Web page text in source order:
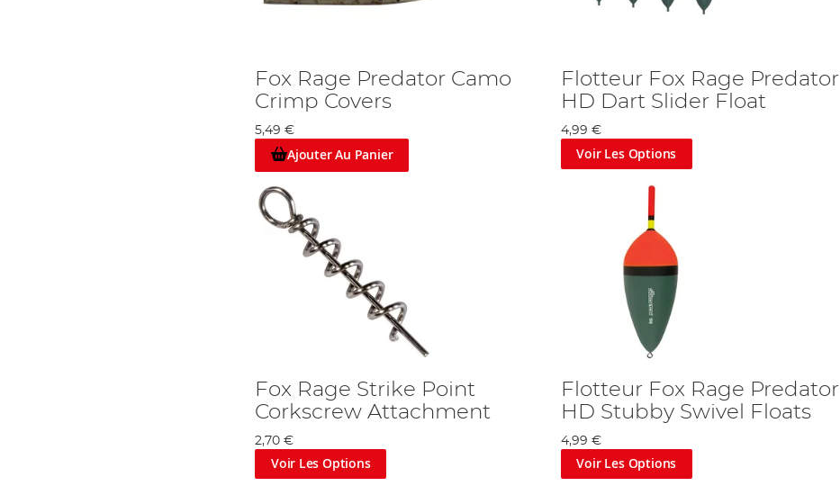
Fox Rage Predator Camo
Crimp Covers
5,49 €
Ajouter Au Panier
Flotteur Fox Rage Predator
HD Dart Slider Float
4,99 €
Voir Les Options
Fox Rage Strike Point
Corkscrew Attachment
2,70 €
Voir Les Options
Flotteur Fox Rage Predator
HD Stubby Swivel Floats
4,99 €
Voir Les Options